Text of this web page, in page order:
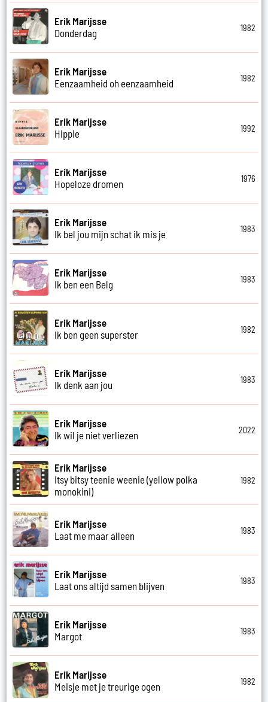
Erik Marijsse
Donderdag
1982
Erik Marijsse
Eenzaamheid oh eenzaamheid
1982
Erik Marijsse
Hippie
1992
Erik Marijsse
Hopeloze dromen
1976
Erik Marijsse
Ik bel jou mijn schat ik mis je
1983
Erik Marijsse
Ik ben een Belg
1983
Erik Marijsse
Ik ben geen superster
1982
Erik Marijsse
Ik denk aan jou
1983
Erik Marijsse
Ik wil je niet verliezen
2022
Erik Marijsse
Itsy bitsy teenie weenie (yellow polka
monokini)
1982
Erik Marijsse
Laat me maar alleen
1983
Erik Marijsse
Laat ons altijd samen blijven
1983
Erik Marijsse
Margot
1983
Erik Marijsse
Meisje met je treurige ogen
1982